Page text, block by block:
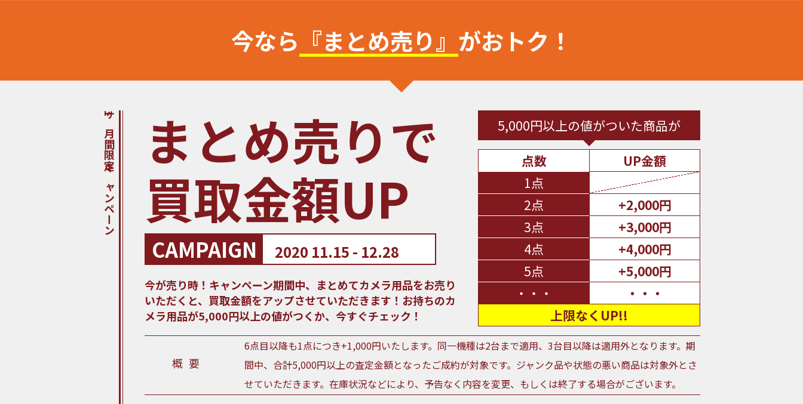
今なら 『まとめ売り』 がおトク！
1ヶ月間限定キャンペーン まとめ売りで
買取金額UP
CAMPAIGN 2020 11.15 - 12.28
今が売り時！キャンペーン期間中、まとめてカメラ用品をお売り
いただくと、買取金額をアップさせていただきます！お持ちのカ
メラ用品が5,000円以上の値がつくか、今すぐチェック！
5,000円以上の値がついた商品が
点数
UP金額
1点
2点
+2,000円
3点
+3,000円
4点
+4,000円
5点
+5,000円
・・・
・・・
上限なくUP!!
概要
6点目以降も1点につき+1,000円いたします。同一機種は2台まで適用、3台目以降は適用外となります。期
間中、合計5,000円以上の査定金額となったご成約が対象です。ジャンク品や状態の悪い商品は対象外とさ
せていただきます。在庫状況などにより、予告なく内容を変更、もしくは終了する場合がございます。